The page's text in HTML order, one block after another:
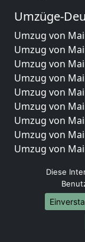
Umzüge-
Umzug von
Umzug von
Umzug von
Umzug von
Umzug von
Umzug von
Umzug von
Umzug von
Umzug von
Umzug von
Umzug von
Umzug von
Umzug von
Umzug von
Diese